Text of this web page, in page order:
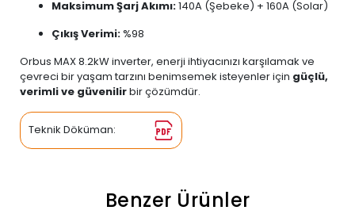
Maksimum Şarj Akımı:140A (Şebeke) + 160A (Solar)
Çıkış Verimi: %98
Orbus MAX 8.2kW inverter, enerji ihtiyacınızı karşılamak ve
çevreci bir yaşam tarzını benimsemek isteyenler için güçlü,
verimli ve güvenilirbir çözümdür.
Teknik Döküman:
Benzer Ürünler